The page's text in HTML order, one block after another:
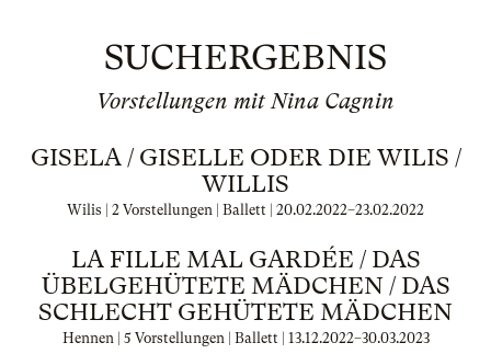
SUCHERGEBNIS
Vorstellungen mit Nina Cagnin
GISELA / GISELLE ODER DIE WILIS /
WILLIS
Wilis | 2 Vorstellungen | Ballett | 20.02.2022–23.02.2022
LA FILLE MAL GARDÉE / DAS
ÜBELGEHÜTETE MÄDCHEN / DAS
SCHLECHT GEHÜTETE MÄDCHEN
Hennen | 5 Vorstellungen | Ballett | 13.12.2022–30.03.2023